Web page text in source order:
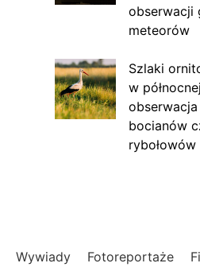
obserwacji
meteorów
Szlaki
w
obserwacja
bocianów
rybołowów
Wywiady Fotoreportaże